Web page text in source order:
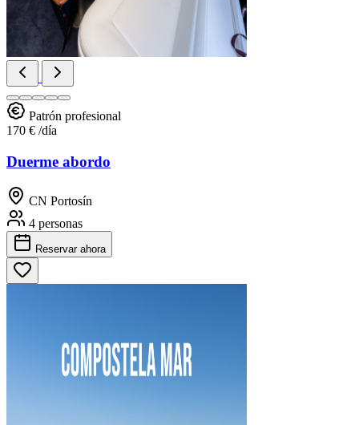
Patrón profesional
170 € /día
Duerme abordo
CN Portosín
4 personas
Reservar ahora